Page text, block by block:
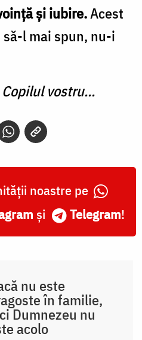
și iubire.Acest
l mai spun, nu-i
Copilul vostru...
noastre pe
și Telegram!
nu este
în familie,
Dumnezeu nu
acolo